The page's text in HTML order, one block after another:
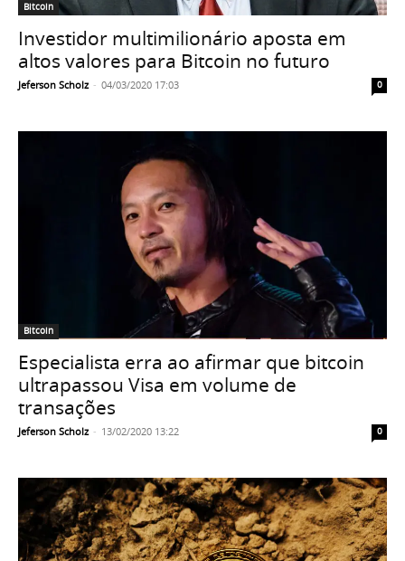
Bitcoin
Investidor multimilionário aposta em
altos valores para Bitcoin no futuro
Jeferson Scholz - 04/03/2020 17:03 0
Bitcoin
Especialista erra ao afirmar que bitcoin
ultrapassou Visa em volume de
transações
Jeferson Scholz - 13/02/2020 13:22 0